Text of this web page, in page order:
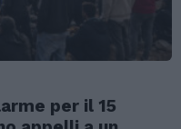
per il 15